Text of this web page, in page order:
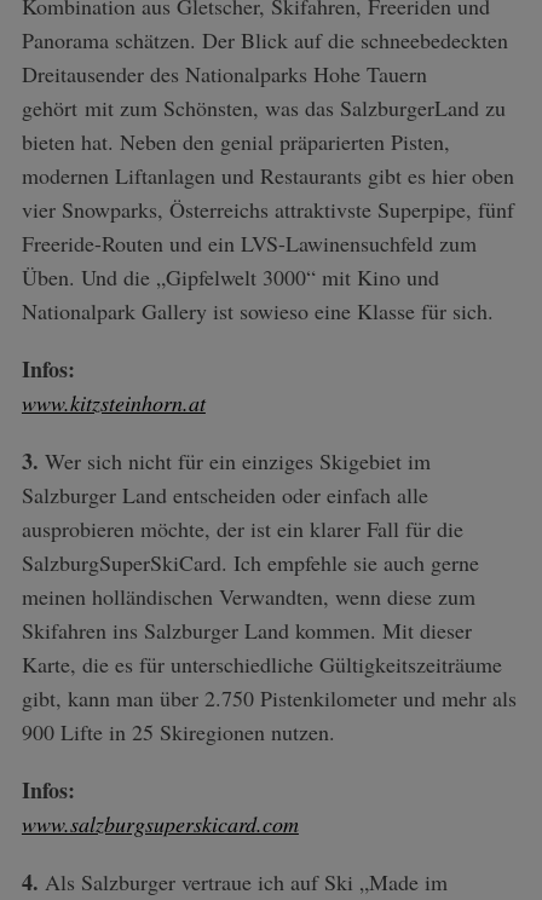
Kombination aus Gletscher, Skifahren, Freeriden und
Panorama schätzen. Der Blick auf die schneebedeckten
Dreitausender des Nationalparks Hohe Tauern
gehört mit zum Schönsten, was das SalzburgerLand zu
bieten hat. Neben den genial präparierten Pisten,
modernen Liftanlagen und Restaurants gibt es hier oben
vier Snowparks, Österreichs attraktivste Superpipe, fünf
Freeride-Routen und ein LVS-Lawinensuchfeld zum
Üben. Und die „Gipfelwelt 3000“ mit Kino und
Nationalpark Gallery ist sowieso eine Klasse für sich.
Infos:
www.kitzsteinhorn.at
3. Wer sich nicht für ein einziges Skigebiet im
Salzburger Land entscheiden oder einfach alle
ausprobieren möchte, der ist ein klarer Fall für die
SalzburgSuperSkiCard. Ich empfehle sie auch gerne
meinen holländischen Verwandten, wenn diese zum
Skifahren ins Salzburger Land kommen. Mit dieser
Karte, die es für unterschiedliche Gültigkeitszeiträume
gibt, kann man über 2.750 Pistenkilometer und mehr als
900 Lifte in 25 Skiregionen nutzen.
Infos:
www.salzburgsuperskicard.com
4. Als Salzburger vertraue ich auf Ski „Made im